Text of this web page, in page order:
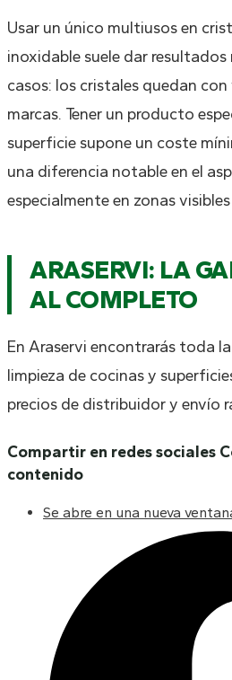
Usar un único multiusos en
inoxidable suele dar resultados
casos: los cristales quedan
marcas. Tener un producto
superficie supone un coste
una diferencia notable en el
especialmente en zonas
ARASERVI: LA
AL COMPLETO
En Araservi encontrarás toda
limpieza de cocinas y
precios de distribuidor y envío
Compartir en redes sociales
contenido
Se abre en una nueva